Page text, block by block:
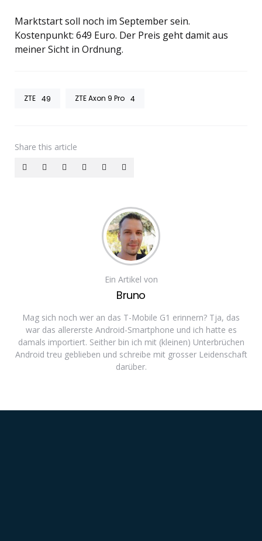
Marktstart soll noch im September sein.
Kostenpunkt: 649 Euro. Der Preis geht damit aus
meiner Sicht in Ordnung.
ZTE 49 ZTE Axon 9 Pro 4
Share this article
Ein Artikel von
Bruno
Mag sich noch wer an das T-Mobile G1 erinnern? Tja, das
war das allererste Android-Smartphone und ich hatte es
damals importiert. Seither bin ich mit (kleinen) Unterbrüchen
Android treu geblieben und schreibe mit grosser Leidenschaft
darüber.